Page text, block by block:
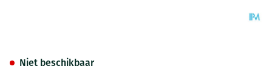
Niet beschikbaar